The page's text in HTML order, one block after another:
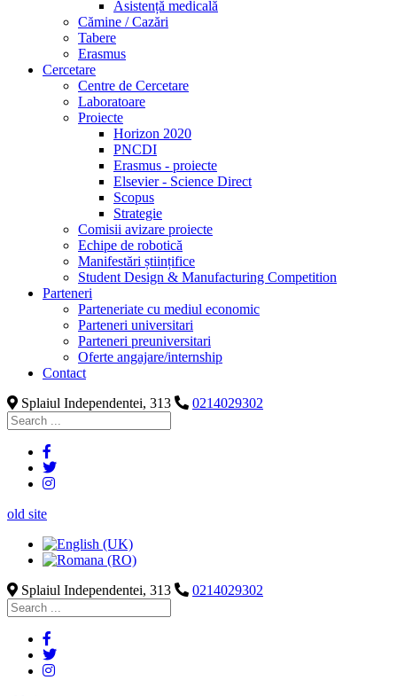
Asistență medicală
Cămine / Cazări
Tabere
Erasmus
Cercetare
Centre de Cercetare
Laboratoare
Proiecte
Horizon 2020
PNCDI
Erasmus - proiecte
Elsevier - Science Direct
Scopus
Strategie
Comisii avizare proiecte
Echipe de robotică
Manifestări științifice
Student Design & Manufacturing Competition
Parteneri
Parteneriate cu mediul economic
Parteneri universitari
Parteneri preuniversitari
Oferte angajare/internship
Contact
Splaiul Independentei, 313
0214029302
old site
Splaiul Independentei, 313 0214029302